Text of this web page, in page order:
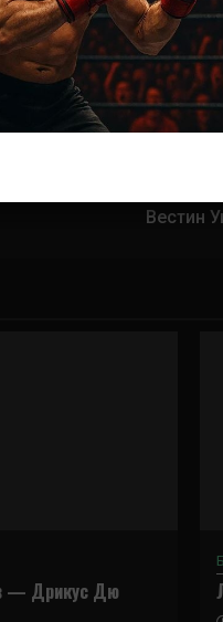
самые лучшие и
Вестин
— Дрикус Дю